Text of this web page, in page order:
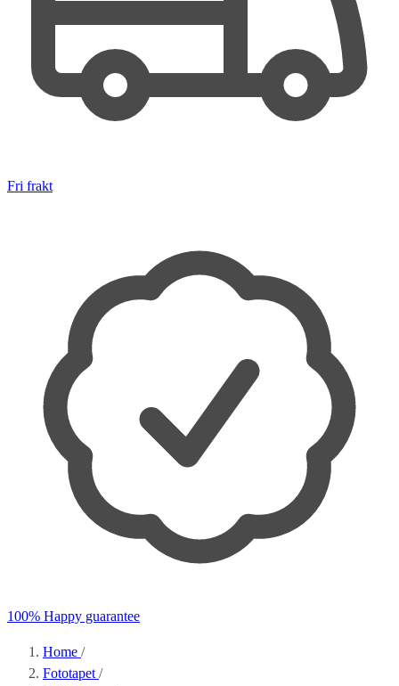
Fri frakt
100% Happy guarantee
Home /
Fototapet /